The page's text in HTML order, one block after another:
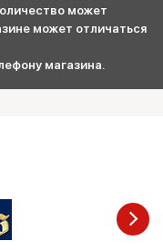
может
может отличаться
магазина.